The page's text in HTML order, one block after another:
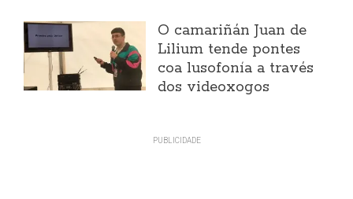
O camariñán Juan de
Lilium tende pontes
coa lusofonía a través
dos videoxogos